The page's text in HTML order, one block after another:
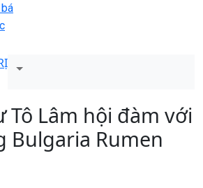
Tô Lâm hội đàm với
Bulgaria Rumen